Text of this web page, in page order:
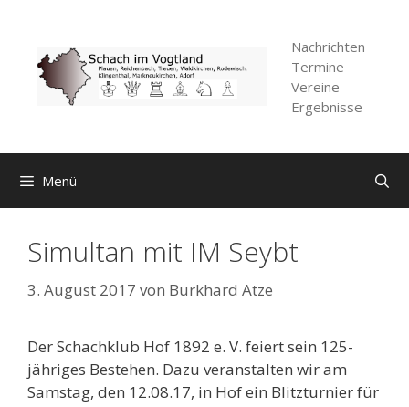
springen
Nachrichten
Termine
Vereine
Ergebnisse
Menü
Simultan mit IM Seybt
3. August 2017 von Burkhard Atze
Der Schachklub Hof 1892 e. V. feiert sein 125-
jähriges Bestehen. Dazu veranstalten wir am
Samstag, den 12.08.17, in Hof ein Blitzturnier für